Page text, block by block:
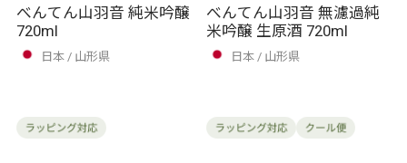
べんてん山羽音 純米吟醸
720ml
日本 山形県
べんてん山羽音 無濾過純
米吟醸 生原酒 720ml
日本 山形県